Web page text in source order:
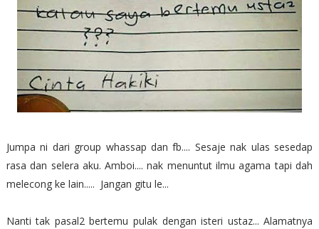
Jumpa ni dari group whassap dan fb.... Sesaje nak ulas sesedap
rasa dan selera aku. Amboi.... nak menuntut ilmu agama tapi dah
melecong ke lain..... Jangan gitu le...
Nanti tak pasal2 bertemu pulak dengan isteri ustaz... Alamatnya